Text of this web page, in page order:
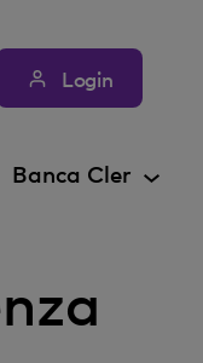
Login
Banca Cler